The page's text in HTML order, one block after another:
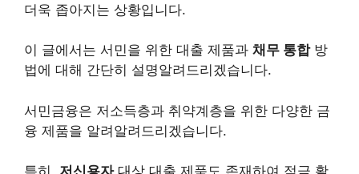
더욱 좁아지는 상황입니다.
이 글에서는 서민을 위한 대출 제품과 채무 통합방
법에 대해 간단히 설명알려드리겠습니다.
서민금융은 저소득층과 취약계층을 위한 다양한 금
융 제품을 알려알려드리겠습니다.
특히, 저신용자대상 대출 제품도 존재하여 적극 활